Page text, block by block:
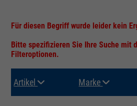
Für diesen Begriff wurde leider kein
Bitte spezifizieren Sie Ihre Suche mit
Filteroptionen.
Artikel Marke